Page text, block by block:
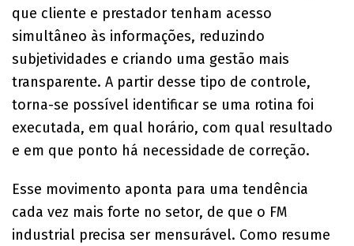
que cliente e prestador tenham acesso
simultâneo às informações, reduzindo
subjetividades e criando uma gestão mais
transparente. A partir desse tipo de controle,
torna-se possível identificar se uma rotina foi
executada, em qual horário, com qual resultado
e em que ponto há necessidade de correção.
Esse movimento aponta para uma tendência
cada vez mais forte no setor, de que o FM
industrial precisa ser mensurável. Como resume